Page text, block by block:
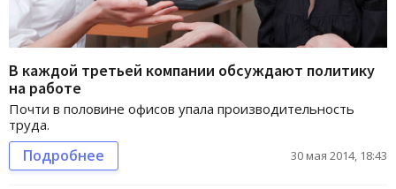
В каждой третьей компании обсуждают политику
на работе
Почти в половине офисов упала производительность
труда.
Подробнее 30 мая 2014, 18:43